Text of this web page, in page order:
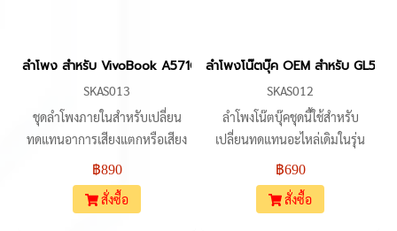
ลำโพง สำหรับ VivoBook A571G A571GT VX60G VX60 K571
SKAS013
ชุดลำโพงภายในสำหรับเปลี่ยน
ทดแทนอาการเสียงแตกหรือเสียง
ไม่ออกในโน้ตบุ๊ก รองรับการใช้งาน
กับรุ่น A571G, A571GT, F571,
F571G, F571GT, F571L,
฿890
สั่งซื้อ
ลำโพงโน๊ตบุ๊ค OEM สำหรับ
SKAS012
ลำโพงโน๊ตบุ๊คชุดนี้ใช้สำหรับ
เปลี่ยนทดแทนอะไหล่เดิมในรุ่น
GL553, GL553V, GL553VD,
GL553VE, GL553VW รวมถึง
ตระกูล FZ53V, FX53, FX53V,
฿690
สั่งซื้อ